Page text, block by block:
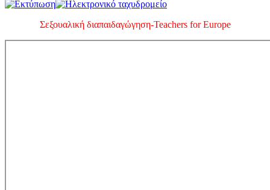
Σεξουαλική διαπαιδαγώγηση-Teachers for Europe